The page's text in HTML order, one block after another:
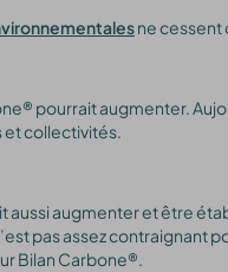
ne cessent
pourrait augmenter.
et collectivités.
aussi augmenter et être
pas assez contraignant
Bilan Carbone®.